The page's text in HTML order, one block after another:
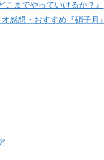
こまでやっていけるか？』
感想・おすすめ『硝子月』